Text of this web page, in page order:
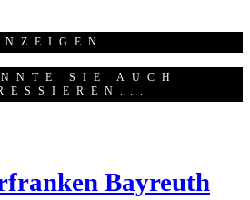
SIE AUCH
Bay­reuth